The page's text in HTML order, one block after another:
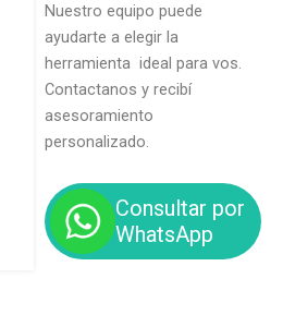
Nuestro equipo puede
ayudarte a elegir la
herramienta ideal para vos.
Contactanos y recibí
asesoramiento
personalizado.
Consultar por
WhatsApp